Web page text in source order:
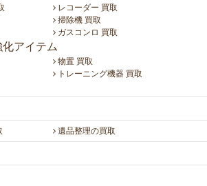
レコーダー 買取
掃除機 買取
ガスコンロ 買取
アイテム
物置 買取
トレーニング機器 買取
遺品整理の買取